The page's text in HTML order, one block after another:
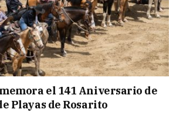
el 141 Aniversario de
Playas de Rosarito